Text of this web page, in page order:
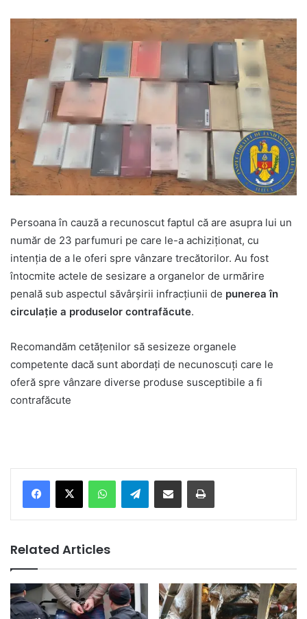
Persoana în cauză a recunoscut faptul că are asupra lui un
număr de 23 parfumuri pe care le-a achiziționat, cu
intenția de a le oferi spre vânzare trecătorilor. Au fost
întocmite actele de sesizare a organelor de urmărire
penală sub aspectul săvârșirii infracțiunii de punerea în
circulație a produselor contrafăcute.
Recomandăm cetățenilor să sesizeze organele
competente dacă sunt abordați de necunoscuți care le
oferă spre vânzare diverse produse susceptibile a fi
contrafăcute
Telegram
Related Articles